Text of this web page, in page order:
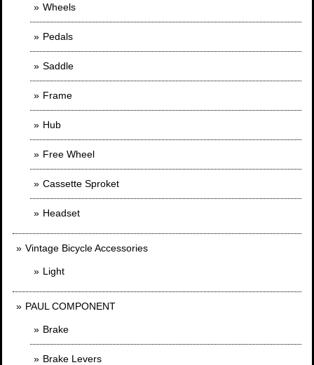
Wheels
Pedals
Saddle
Frame
Hub
Free Wheel
Cassette Sproket
Headset
Vintage Bicycle Accessories
Light
PAUL COMPONENT
Brake
Brake Levers